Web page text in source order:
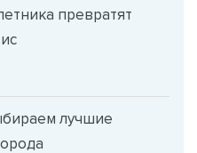
превратят
лучшие